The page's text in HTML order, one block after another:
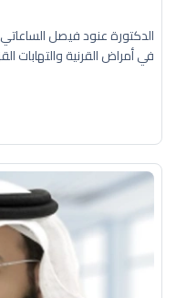
الدكتورة عنود فيصل
في أمراض القرنية والتهابات